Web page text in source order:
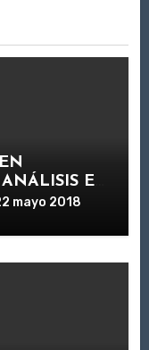
E
mayo 2018